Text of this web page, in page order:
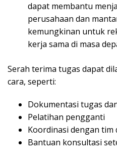
dapat membantu
perusahaan dan
kemungkinan untuk
kerja sama di masa
Serah terima tugas dapat
cara, seperti:
Dokumentasi tugas
Pelatihan pengganti
Koordinasi dengan tim
Bantuan konsultasi